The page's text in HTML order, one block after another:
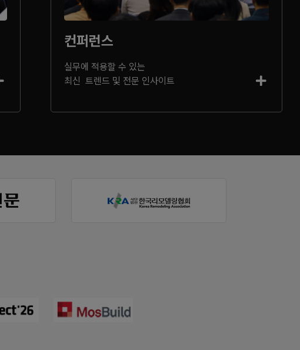
컨퍼런스
실무에 적용할 수 있는
최신 트렌드 및 전문 인사이트